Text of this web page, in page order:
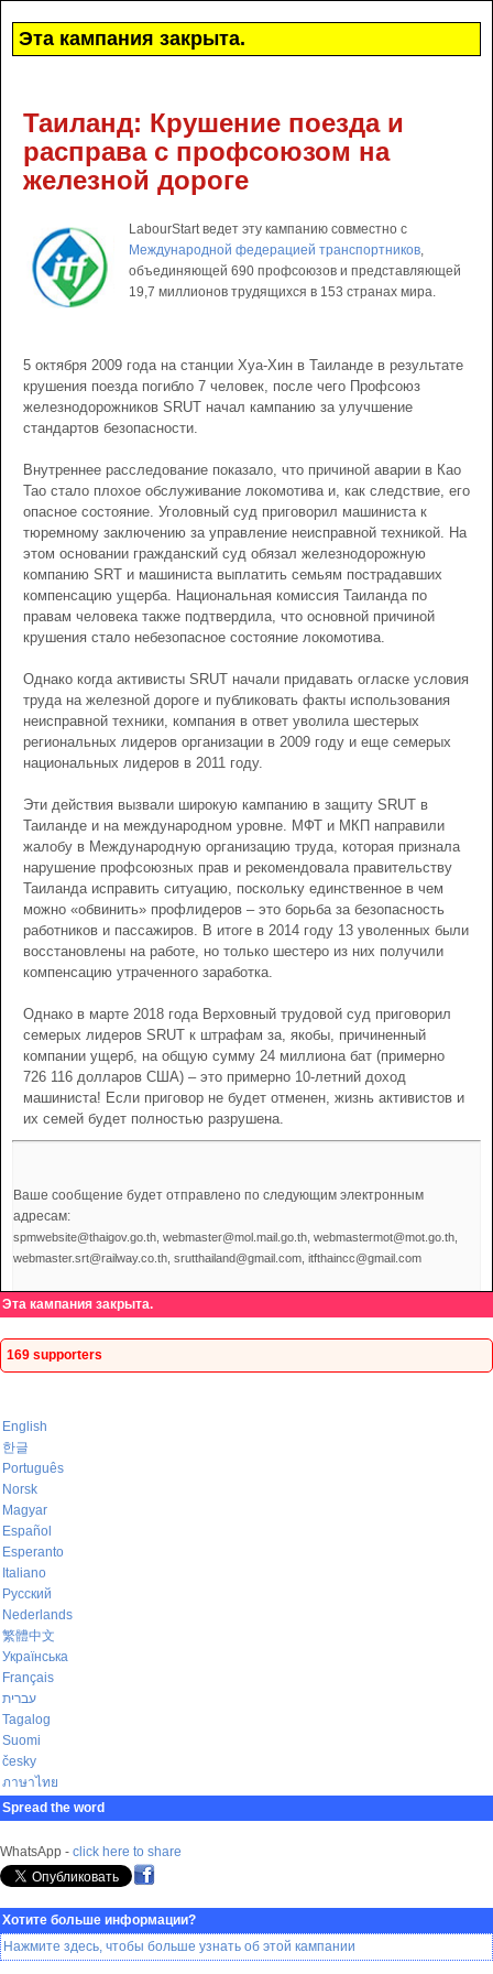
Эта кампания закрыта.
Таиланд: Крушение поезда и
расправа с профсоюзом на
железной дороге
LabourStart ведет эту кампанию совместно с
Международной федерацией транспортников,
объединяющей 690 профсоюзов и представляющей
19,7 миллионов трудящихся в 153 странах мира.
5 октября 2009 года на станции Хуа-Хин в Таиланде в результате
крушения поезда погибло 7 человек, после чего Профсоюз
железнодорожников SRUT начал кампанию за улучшение
стандартов безопасности.
Внутреннее расследование показало, что причиной аварии в Као
Тао стало плохое обслуживание локомотива и, как следствие, его
опасное состояние. Уголовный суд приговорил машиниста к
тюремному заключению за управление неисправной техникой. На
этом основании гражданский суд обязал железнодорожную
компанию SRT и машиниста выплатить семьям пострадавших
компенсацию ущерба. Национальная комиссия Таиланда по
правам человека также подтвердила, что основной причиной
крушения стало небезопасное состояние локомотива.
Однако когда активисты SRUT начали придавать огласке условия
труда на железной дороге и публиковать факты использования
неисправной техники, компания в ответ уволила шестерых
региональных лидеров организации в 2009 году и еще семерых
национальных лидеров в 2011 году.
Эти действия вызвали широкую кампанию в защиту SRUT в
Таиланде и на международном уровне. МФТ и МКП направили
жалобу в Международную организацию труда, которая признала
нарушение профсоюзных прав и рекомендовала правительству
Таиланда исправить ситуацию, поскольку единственное в чем
можно «обвинить» профлидеров – это борьба за безопасность
работников и пассажиров. В итоге в 2014 году 13 уволенных были
восстановлены на работе, но только шестеро из них получили
компенсацию утраченного заработка.
Однако в марте 2018 года Верховный трудовой суд приговорил
семерых лидеров SRUT к штрафам за, якобы, причиненный
компании ущерб, на общую сумму 24 миллиона бат (примерно
726 116 долларов США) – это примерно 10-летний доход
машиниста! Если приговор не будет отменен, жизнь активистов и
их семей будет полностью разрушена.
Ваше сообщение будет отправлено по следующим электронным
адресам:
spmwebsite@thaigov.go.th, webmaster@mol.mail.go.th, webmastermot@mot.go.th,
webmaster.srt@railway.co.th, srutthailand@gmail.com, itfthaincc@gmail.com
Эта кампания закрыта.
169 supporters
English
한글
Português
Norsk
Magyar
Español
Esperanto
Italiano
Русский
Nederlands
繁體中文
Українська
Français
עברית
Tagalog
Suomi
česky
ภาษาไทย
Spread the word
WhatsApp - click here to share
Хотите больше информации?
Нажмите здесь, чтобы больше узнать об этой кампании